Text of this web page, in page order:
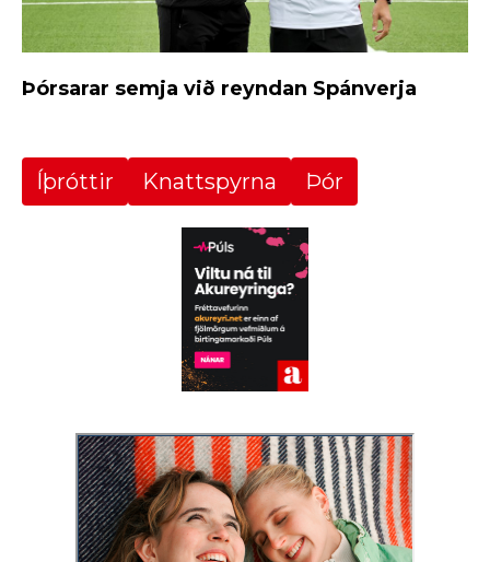
Þórsarar semja við reyndan Spánverja
Íþróttir Knattspyrna Þór